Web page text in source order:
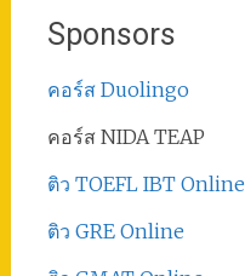
Sponsors
คอร์ส Duolingo
คอร์ส NIDA TEAP
ติว TOEFL IBT Online
ติว GRE Online